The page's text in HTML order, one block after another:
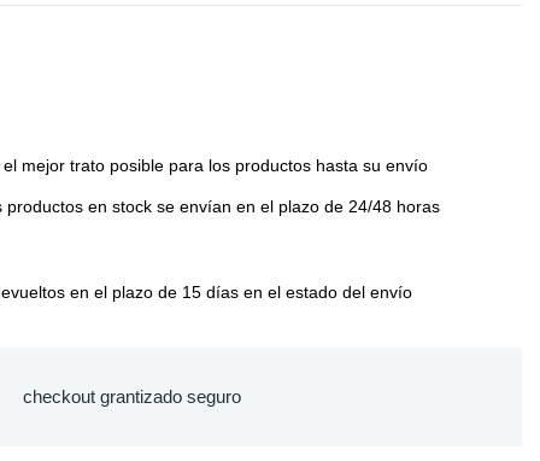
mejor trato posible para los productos hasta su envío
productos en stock se envían en el plazo de 24/48 horas
en el plazo de 15 días en el estado del envío
checkout grantizado seguro